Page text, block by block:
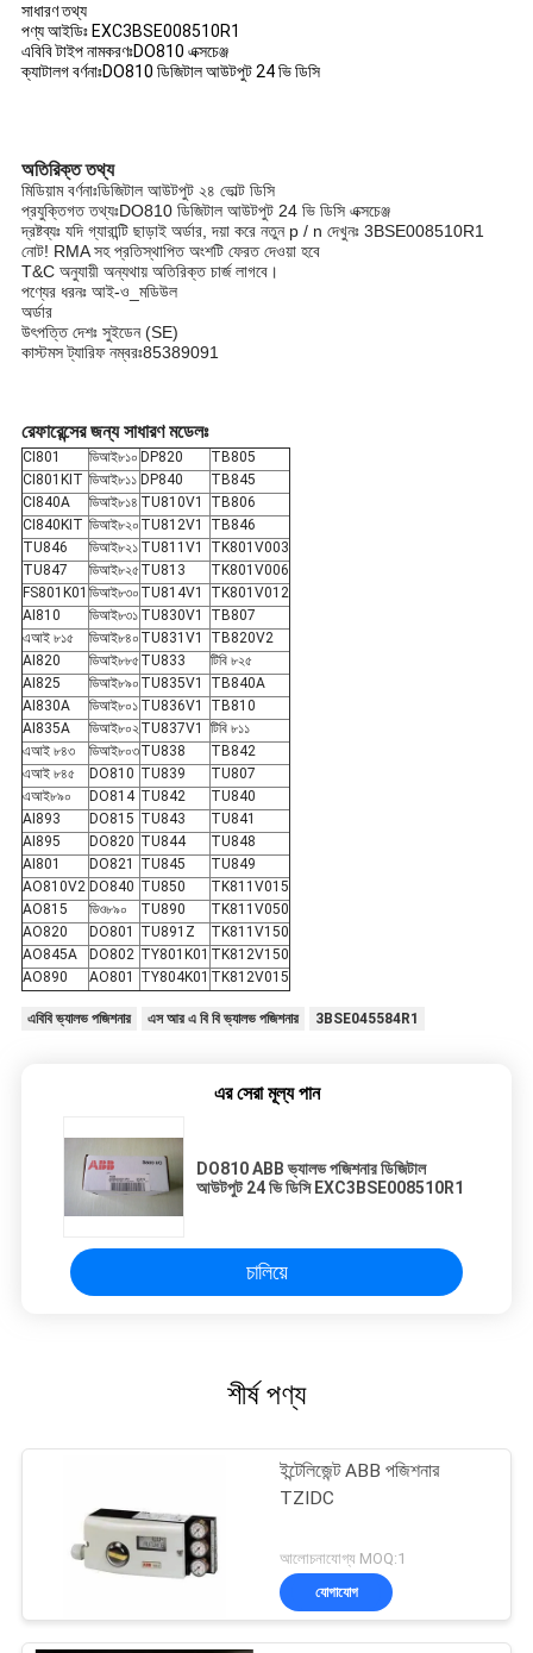
সাধারণ তথ্য
পণ্য আইডিঃ EXC3BSE008510R1
এবিবি টাইপ নামকরণঃDO810 এক্সচেঞ্জ
ক্যাটালগ বর্ণনাঃDO810 ডিজিটাল আউটপুট 24 ভি ডিসি
অতিরিক্ত তথ্য
মিডিয়াম বর্ণনাঃডিজিটাল আউটপুট ২৪ ভোল্ট ডিসি
প্রযুক্তিগত তথ্যঃDO810 ডিজিটাল আউটপুট 24 ভি ডিসি এক্সচেঞ্জ
দ্রষ্টব্যঃ যদি গ্যারান্টি ছাড়াই অর্ডার, দয়া করে নতুন p / n দেখুনঃ 3BSE008510R1
নোট! RMA সহ প্রতিস্থাপিত অংশটি ফেরত দেওয়া হবে
T&C অনুযায়ী অন্যথায় অতিরিক্ত চার্জ লাগবে।
পণ্যের ধরনঃ আই-ও_মডিউল
অর্ডার
উৎপত্তি দেশঃ সুইডেন (SE)
কাস্টমস ট্যারিফ নম্বরঃ85389091
রেফারেন্সের জন্য সাধারণ মডেলঃ
CI801 ডিআই৮১০ DP820
TB805
CI801KIT ডিআই৮১১ DP840
TB845
CI840A
ডিআই৮১৪ TU810V1
TB806
CI840KIT ডিআই৮২০ TU812V1
TB846
TU846
ডিআই৮২১ TU811V1
TK801V003
TU847
ডিআই৮২৫ TU813
TK801V006
FS801K01 ডিআই৮৩০ TU814V1
TK801V012
AI810
ডিআই৮৩১ TU830V1
TB807
এআই ৮১৫
ডিআই৮৪০ TU831V1
TB820V2
AI820
ডিআই৮৮৫ TU833
টিবি ৮২৫
AI825
ডিআই৮৯০ TU835V1
TB840A
AI830A
ডিআই৮০১ TU836V1
TB810
AI835A
ডিআই৮০২ TU837V1
টিবি ৮১১
এআই ৮৪৩
ডিআই৮০৩TU838
TB842
এআই ৮৪৫
DO810 TU839
TU807
এআই৮৯০
DO814 TU842
TU840
AI893
DO815 TU843
TU841
AI895
DO820 TU844
TU848
AI801
DO821 TU845
TU849
AO810V2 DO840 TU850
TK811V015
AO815
ডিও৮৯০ TU890
TK811V050
AO820
DO801 TU891Z
TK811V150
AO845A
DO802 TY801K01 TK812V150
AO890
AO801 TY804K01 TK812V015
এবিবি ভ্যালভ পজিশনার এস আর এ বি বি ভ্যালভ পজিশনার 3BSE045584R1
এর সেরা মূল্য পান
DO810 ABB ভ্যালভ পজিশনার ডিজিটাল
আউটপুট 24 ভি ডিসি EXC3BSE008510R1
চালিয়ে
শীর্ষ পণ্য
ইন্টেলিজেন্ট ABB পজিশনার
TZIDC
আলোচনাযোগ্য MOQ:1
যোগাযোগ